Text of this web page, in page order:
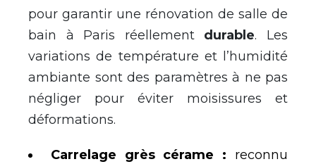
pour garantir une rénovation de salle de
bain à Paris réellement durable. Les
variations de température et l’humidité
ambiante sont des paramètres à ne pas
négliger pour éviter moisissures et
déformations.
Carrelage grès cérame : reconnu